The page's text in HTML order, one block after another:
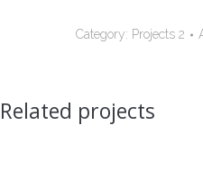
Category: Projects 2
Related projects